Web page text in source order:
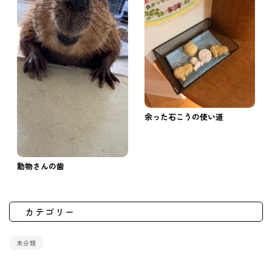
動物さんの歯
余った石こうの使い道
カテゴリー
未分類